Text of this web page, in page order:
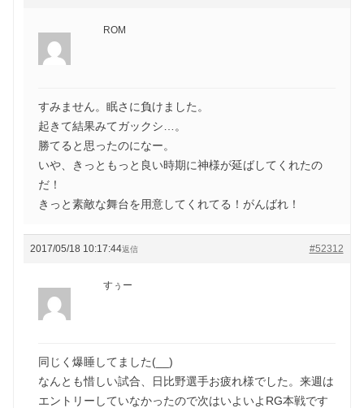
ROM
すみません。眠さに負けました。
起きて結果みてガックシ…。
勝てると思ったのになー。
いや、きっともっと良い時期に神様が延ばしてくれたの
だ！
きっと素敵な舞台を用意してくれてる！がんばれ！
2017/05/18 10:17:44 #52312
返信
すぅー
同じく爆睡してました(__)
なんとも惜しい試合、日比野選手お疲れ様でした。来週は
エントリーしていなかったので次はいよいよRG本戦です